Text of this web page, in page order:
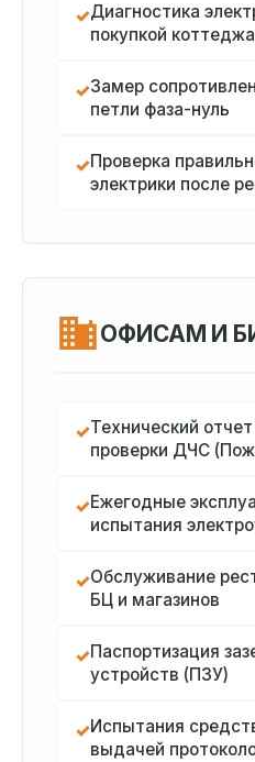
✓Диагностика
покупкой коттеджа
✓Замер
петли фаза-нуль
✓Проверка
электрики после
ОФИСАМ И
✓Технический
проверки ДЧС
✓Ежегодные
испытания
✓Обслуживание
БЦ и магазинов
✓Паспортизация
устройств (ПЗУ)
✓Испытания
выдачей